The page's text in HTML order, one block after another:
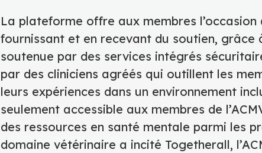
La plateforme offre aux membres
fournissant et en recevant du soutien, grâce
soutenue par des services intégrés
par des cliniciens agréés qui outillent les
leurs expériences dans un environnement
seulement accessible aux membres de
des ressources en santé mentale parmi les
domaine vétérinaire a incité Togetherall,